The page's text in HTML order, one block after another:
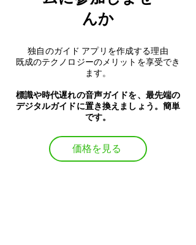
んか
独自のガイド アプリを作成する理由
既成のテクノロジーのメリットを享受でき
ます。
標識や時代遅れの音声ガイドを、最先端の
デジタルガイドに置き換えましょう。簡単
です。
価格を見る